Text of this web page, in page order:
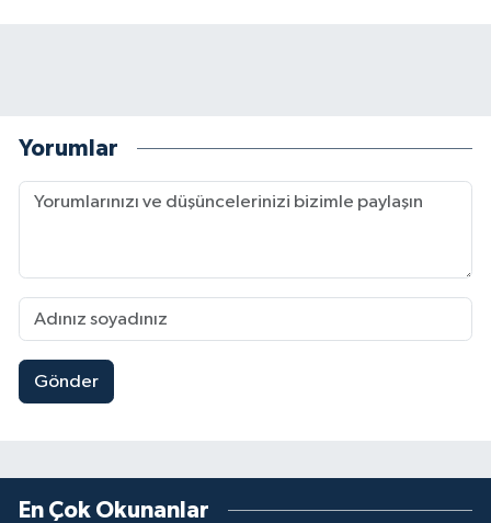
Yorumlar
Gönder
En Çok Okunanlar